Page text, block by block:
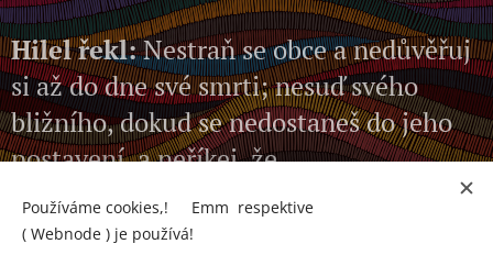
Hilel řekl:Nestraň se obce a nedůvěřuj
si až do dne své smrti; nesuď svého
bližního, dokud se nedostaneš do jeho
postavení, a neříkej, že
nesrozumitelnému výroku lze přece jen
porozumět. A neříkej budu se učit, až
Používáme cookies,! 🍪Emm respektive
( Webnode ) je používá!